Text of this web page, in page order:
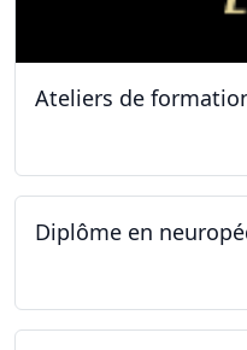
Ateliers de
Diplôme en